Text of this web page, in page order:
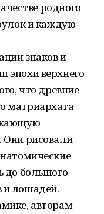
родного
и каждую
знаков и
эпохи верхнего
что древние
матриархата
Они рисовали
до большого
и лошадей.
авторам